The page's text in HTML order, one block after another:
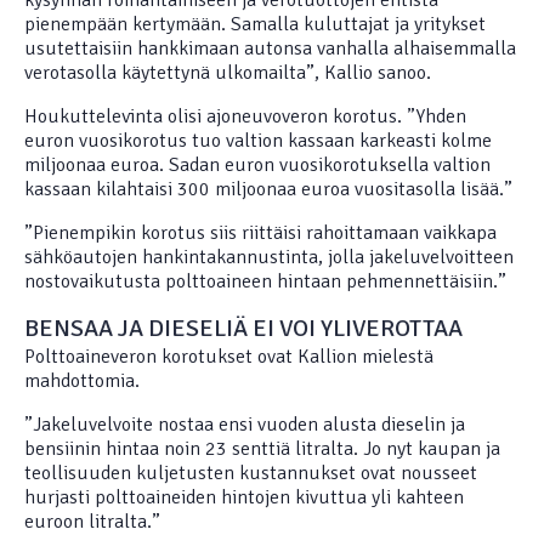
pienempään kertymään. Samalla kuluttajat ja yritykset
usutettaisiin hankkimaan autonsa vanhalla alhaisemmalla
verotasolla käytettynä ulkomailta”, Kallio sanoo.
Houkuttelevinta olisi ajoneuvoveron korotus. ”Yhden
euron vuosikorotus tuo valtion kassaan karkeasti kolme
miljoonaa euroa. Sadan euron vuosikorotuksella valtion
kassaan kilahtaisi 300 miljoonaa euroa vuositasolla lisää.”
”Pienempikin korotus siis riittäisi rahoittamaan vaikkapa
sähköautojen hankintakannustinta, jolla jakeluvelvoitteen
nostovaikutusta polttoaineen hintaan pehmennettäisiin.”
BENSAA JA DIESELIÄ EI VOI YLIVEROTTAA
Polttoaineveron korotukset ovat Kallion mielestä
mahdottomia.
”Jakeluvelvoite nostaa ensi vuoden alusta dieselin ja
bensiinin hintaa noin 23 senttiä litralta. Jo nyt kaupan ja
teollisuuden kuljetusten kustannukset ovat nousseet
hurjasti polttoaineiden hintojen kivuttua yli kahteen
euroon litralta.”